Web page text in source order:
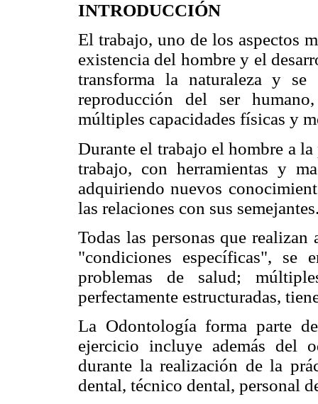
INTRODUCCIÓN
El trabajo, uno de los aspectos
existencia del hombre y el
transforma la naturaleza y se
reproducción del ser
múltiples capacidades físicas y
Durante el trabajo el hombre a
trabajo, con herramientas y
adquiriendo nuevos
las relaciones con sus
Todas las personas que
"condiciones específicas", se
problemas de salud;
perfectamente estructuradas,
La Odontología forma parte
ejercicio incluye además del
durante la realización de la
dental, técnico dental, personal